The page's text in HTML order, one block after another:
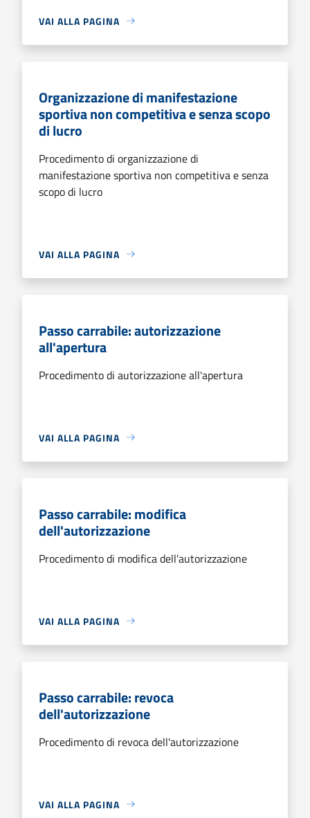
VAI ALLA PAGINA
Organizzazione di manifestazione
sportiva non competitiva e senza scopo
di lucro
Procedimento di organizzazione di
manifestazione sportiva non competitiva e senza
scopo di lucro
VAI ALLA PAGINA
Passo carrabile: autorizzazione
all'apertura
Procedimento di autorizzazione all'apertura
VAI ALLA PAGINA
Passo carrabile: modifica
dell'autorizzazione
Procedimento di modifica dell'autorizzazione
VAI ALLA PAGINA
Passo carrabile: revoca
dell'autorizzazione
Procedimento di revoca dell'autorizzazione
VAI ALLA PAGINA